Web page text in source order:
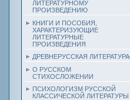
ЛИТЕРАТУРНОМУ
ПРОИЗВЕДЕНИЮ
КНИГИ И ПОСОБИЯ,
ХАРАКТЕРИЗУЮЩИЕ
ЛИТЕРАТУРНЫЕ
ПРОИЗВЕДЕНИЯ
ДРЕВНЕРУССКАЯ ЛИТЕРАТУРА
О РУССКОМ
СТИХОСЛОЖЕНИИ
ПСИХОЛОГИЗМ РУССКОЙ
КЛАССИЧЕСКОЙ ЛИТЕРАТУРЫ